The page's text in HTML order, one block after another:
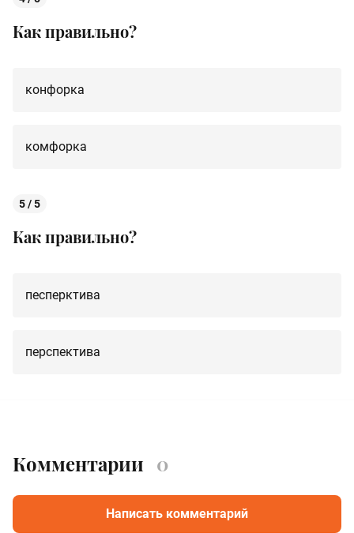
Как правильно?
конфорка
комфорка
5 / 5
Как правильно?
песперктива
перспектива
Комментарии 0
Написать комментарий